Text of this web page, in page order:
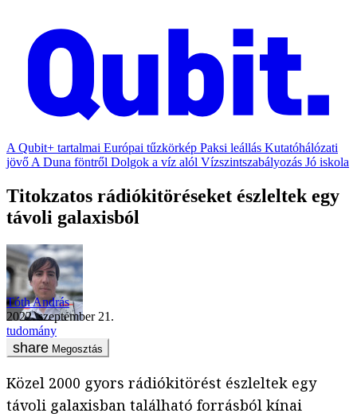
A Qubit+ tartalmai Európai tűzkörkép Paksi leállás Kutatóhálózati
jövő A Duna föntről Dolgok a víz alól Vízszintszabályozás Jó iskola
Titokzatos rádiókitöréseket észleltek egy
távoli galaxisból
Tóth András
2022. szeptember 21.
tudomány
Megosztás
Közel 2000 gyors rádiókitörést észleltek egy
távoli galaxisban található forrásból kínai